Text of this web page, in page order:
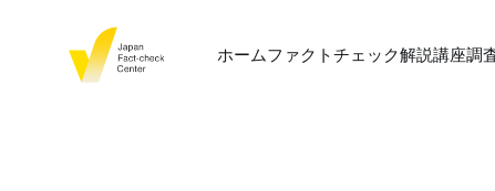
ホームファクトチェック解説講座調